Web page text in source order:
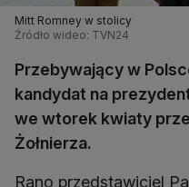
Mitt Romney w stolicy
Źródło wideo: TVN24
Przebywający w
kandydat na
we wtorek kwiaty
Żołnierza.
Rano przedstawiciel